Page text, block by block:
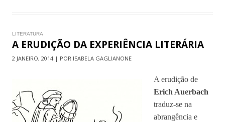
LITERATURA
A ERUDIÇÃO DA EXPERIÊNCIA LITERÁRIA
2 JANEIRO, 2014 | POR ISABELA GAGLIANONE
A erudição de
Erich Auerbach
traduz-se na
abrangência e